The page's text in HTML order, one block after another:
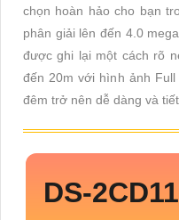
chọn hoàn hảo cho bạn
phân giải lên đến 4.0
được ghi lại một cách rõ
đến 20m với hình ảnh
đêm trở nên dễ dàng và
DS-